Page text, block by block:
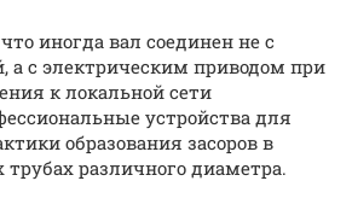
иногда вал соединен не с
а с электрическим приводом при
к локальной сети
устройства для
образования засоров в
различного диаметра.